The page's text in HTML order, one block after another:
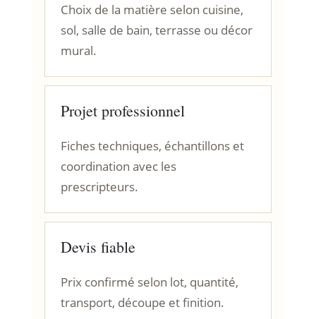
Choix de la matière selon cuisine,
sol, salle de bain, terrasse ou décor
mural.
Projet professionnel
Fiches techniques, échantillons et
coordination avec les
prescripteurs.
Devis fiable
Prix confirmé selon lot, quantité,
transport, découpe et finition.